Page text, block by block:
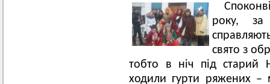
року, за
свято з
тобто в ніч під старий
ходили гурти ряжених –